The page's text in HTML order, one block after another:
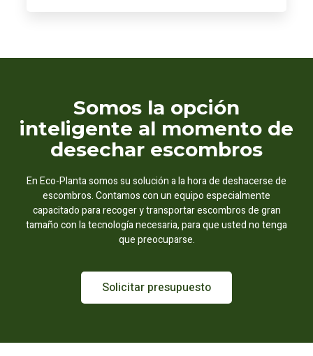
Somos la opción
inteligente al momento de
desechar escombros
En Eco-Planta somos su solución a la hora de deshacerse de
escombros. Contamos con un equipo especialmente
capacitado para recoger y transportar escombros de gran
tamaño con la tecnología necesaria, para que usted no tenga
que preocuparse.
Solicitar presupuesto